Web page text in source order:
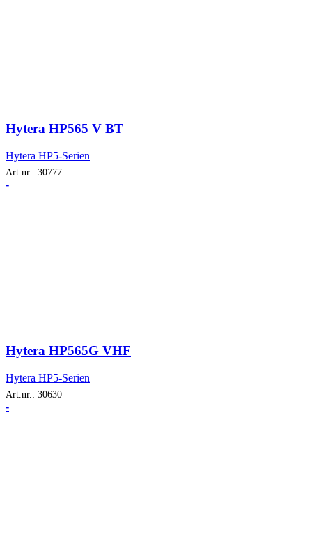
Hytera HP565 V BT
Hytera HP5-Serien
Art.nr.: 30777
-
Hytera HP565G VHF
Hytera HP5-Serien
Art.nr.: 30630
-